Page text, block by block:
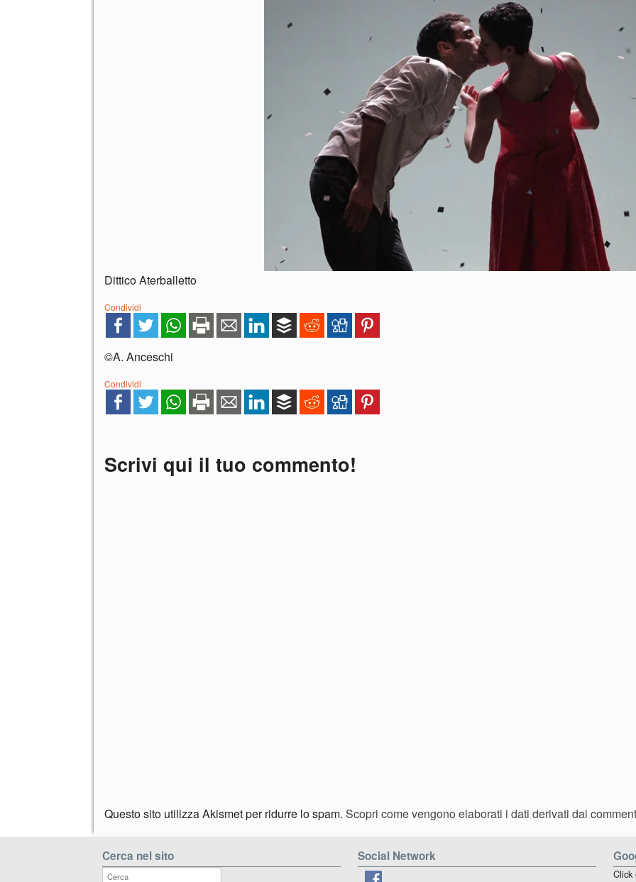
Dittico Aterballetto
Condividi
©A. Anceschi
Condividi
Scrivi qui il tuo commento!
Questo sito utilizza Akismet per ridurre lo spam. Scopri come vengono elaborati i dati derivati dai
Cerca nel sito Social Network
Click